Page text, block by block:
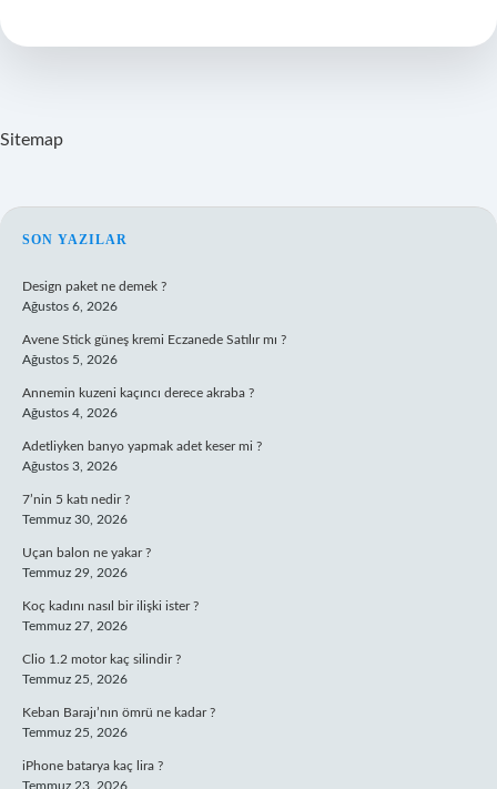
Sitemap
SIDEBAR
SON YAZILAR
Design paket ne demek ?
Ağustos 6, 2026
Avene Stick güneş kremi Eczanede Satılır mı ?
Ağustos 5, 2026
Annemin kuzeni kaçıncı derece akraba ?
Ağustos 4, 2026
Adetliyken banyo yapmak adet keser mi ?
Ağustos 3, 2026
7’nin 5 katı nedir ?
Temmuz 30, 2026
Uçan balon ne yakar ?
Temmuz 29, 2026
Koç kadını nasıl bir ilişki ister ?
Temmuz 27, 2026
Clio 1.2 motor kaç silindir ?
Temmuz 25, 2026
Keban Barajı’nın ömrü ne kadar ?
Temmuz 25, 2026
iPhone batarya kaç lira ?
Temmuz 23, 2026